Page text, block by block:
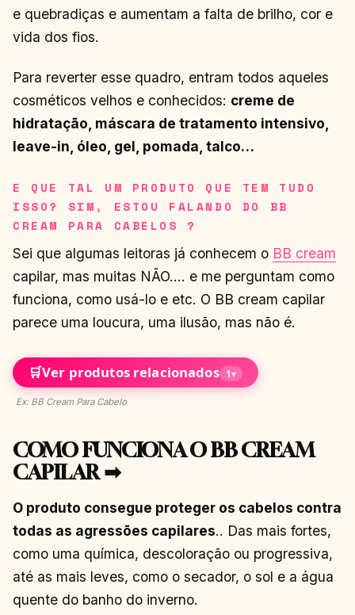
e quebradiças e aumentam a falta de brilho, cor e
vida dos fios.
Para reverter esse quadro, entram todos aqueles
cosméticos velhos e conhecidos: creme de
hidratação, máscara de tratamento intensivo,
leave-in, óleo, gel, pomada, talco…
E QUE TAL UM PRODUTO QUE TEM TUDO
ISSO? SIM, ESTOU FALANDO DO BB
CREAM PARA CABELOS ?
Sei que algumas leitoras já conhecem o BB cream
capilar, mas muitas NÃO…. e me perguntam como
funciona, como usá-lo e etc. O BB cream capilar
parece uma loucura, uma ilusão, mas não é.
🛒Ver produtos relacionados 1▾
Ex: BB Cream Para Cabelo
COMO FUNCIONA O BB CREAM
CAPILAR ➡
O produto consegue proteger os cabelos contra
todas as agressões capilares.. Das mais fortes,
como uma química, descoloração ou progressiva,
até as mais leves, como o secador, o sol e a água
quente do banho do inverno.